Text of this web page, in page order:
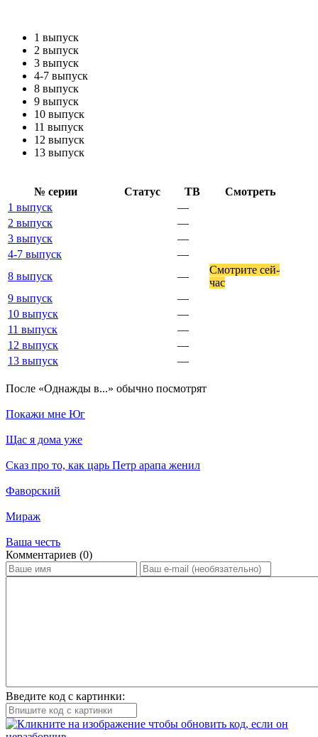
1 выпуск
2 выпуск
3 выпуск
4-7 выпуск
8 выпуск
9 выпуск
10 выпуск
11 выпуск
12 выпуск
13 выпуск
№ се­рии Ста­тус ТВ
Смот­реть
1 выпуск
—
2 выпуск
—
3 выпуск
—
4-7 выпуск
—
8 выпуск
—
Смот­ри­те сей­
час
9 выпуск
—
10 выпуск
—
11 выпуск
—
12 выпуск
—
13 выпуск
—
По­сле «Однажды в...» обыч­но по­смот­рят
Покажи мне Юг
Щас я дома уже
Сказ про то, как царь Петр арапа женил
Фаворский
Мираж
Ваша честь
Ком­мен­та­ри­ев (0)
Введите код с картинки: